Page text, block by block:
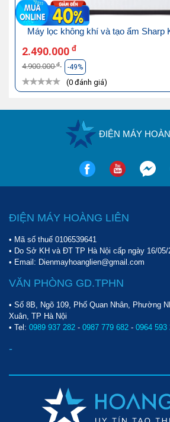
Máy lọc không khí và tạo ẩm Sharp
2.490.000 đ
4.900.000đ -49%
(0 đánh giá)
ĐIỆN MÁY
ĐIỆN MÁY HOÀNG LIÊN
• Mã số thuế 0106539641
• Do Sở KH và ĐT TP Hà Nội cấp ngày 16/05/
• Email: Dienmayhoanglien@gmail.com
VĂN PHÒNG GD.TPHN
• Số 8B, Ngõ 109, Phố Quan Nhân, Phường
Xuân, TP Hà Nội
• Tel: 0989 937 282 - 0987 779 682 - 0964 593
-